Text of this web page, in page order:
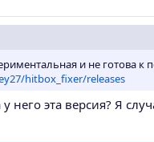
и не
hitbox_fixer/releases
у него эта версия? Я